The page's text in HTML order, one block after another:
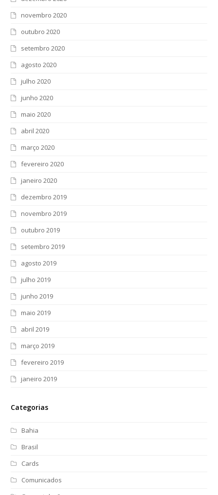
novembro 2020
outubro 2020
setembro 2020
agosto 2020
julho 2020
junho 2020
maio 2020
abril 2020
março 2020
fevereiro 2020
janeiro 2020
dezembro 2019
novembro 2019
outubro 2019
setembro 2019
agosto 2019
julho 2019
junho 2019
maio 2019
abril 2019
março 2019
fevereiro 2019
janeiro 2019
Categorias
Bahia
Brasil
Cards
Comunicados